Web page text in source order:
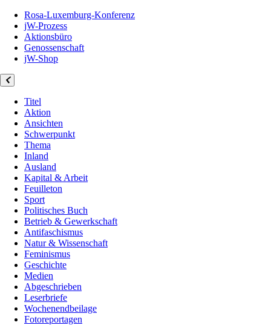
Rosa-Luxemburg-Konferenz
jW-Prozess
Aktionsbüro
Genossenschaft
jW-Shop
Titel
Aktion
Ansichten
Schwerpunkt
Thema
Inland
Ausland
Kapital & Arbeit
Feuilleton
Sport
Politisches Buch
Betrieb & Gewerkschaft
Antifaschismus
Natur & Wissenschaft
Feminismus
Geschichte
Medien
Abgeschrieben
Leserbriefe
Wochenendbeilage
Fotoreportagen